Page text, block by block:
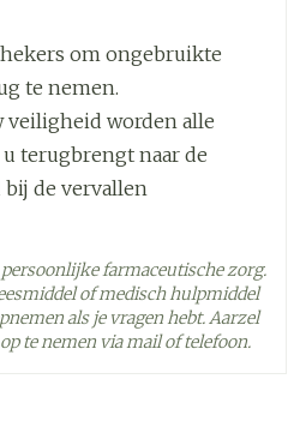
(15°C -
om ongebruikte
te nemen.
veiligheid worden alle
terugbrengt naar de
de vervallen
farmaceutische zorg.
of medisch hulpmiddel
als je vragen hebt. Aarzel
te nemen via mail of telefoon.